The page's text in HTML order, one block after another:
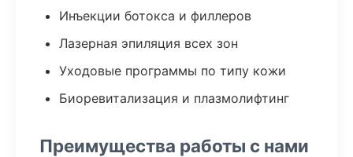
Инъекции ботокса и филлеров
Лазерная эпиляция всех зон
Уходовые программы по типу кожи
Биоревитализация и плазмолифтинг
Преимущества работы с нами